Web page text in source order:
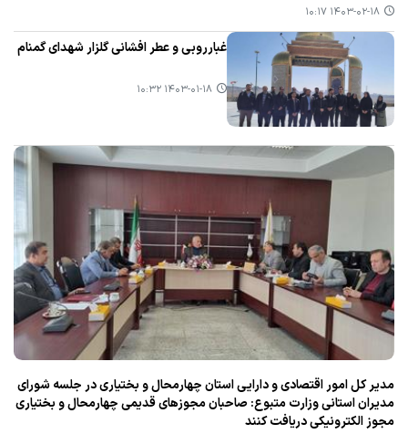
۱۴۰۳-۰۲-۱۸ ۱۰:۱۷
غبارروبی و عطر افشانی گلزار شهدای گمنام
۱۴۰۳-۰۱-۱۸ ۱۰:۳۲
مدیر كل امور اقتصادی و دارایی استان چهارمحال و بختیاری در جلسه شورای
مدیران استانی وزارت متبوع: صاحبان مجوزهای قدیمی چهارمحال و بختیاری
مجوز الكترونیكی دریافت كنند